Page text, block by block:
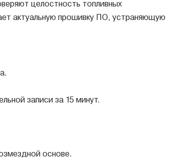
целостность топливных
актуальную прошивку ПО, устраняющую
записи за 15 минут.
основе.